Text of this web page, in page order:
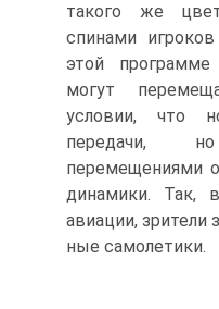
такого же
спинами
этой
могут
условии, что
передачи,
перемещениями
динамики. Так,
авиации,
ные самолетики.